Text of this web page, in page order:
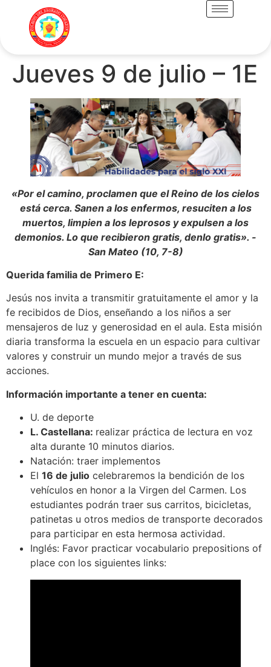
Jueves 9 de julio – 1E
«Por el camino, proclamen que el Reino de los cielos
está cerca. Sanen a los enfermos, resuciten a los
muertos, limpien a los leprosos y expulsen a los
demonios. Lo que recibieron gratis, denlo gratis». -
San Mateo (10, 7-8)
Querida familia de Primero E:
Jesús nos invita a transmitir gratuitamente el amor y la
fe recibidos de Dios, enseñando a los niños a ser
mensajeros de luz y generosidad en el aula. Esta misión
diaria transforma la escuela en un espacio para cultivar
valores y construir un mundo mejor a través de sus
acciones.
Información importante a tener en cuenta:
U. de deporte
L. Castellana: realizar práctica de lectura en voz
alta durante 10 minutos diarios.
Natación: traer implementos
El 16 de julio celebraremos la bendición de los
vehículos en honor a la Virgen del Carmen. Los
estudiantes podrán traer sus carritos, bicicletas,
patinetas u otros medios de transporte decorados
para participar en esta hermosa actividad.
Inglés: Favor practicar vocabulario prepositions of
place con los siguientes links: